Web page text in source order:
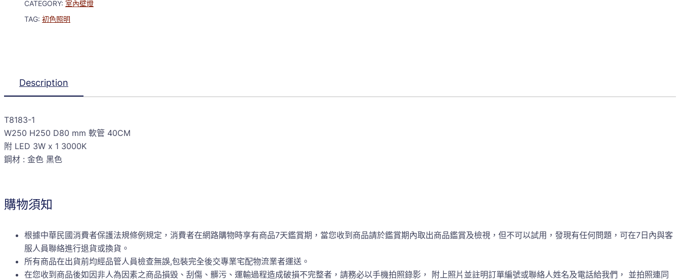
CATEGORY: 室內壁燈
TAG: 初色照明
Description
T8183-1
W250 H250 D80 mm 軟管 40CM
附 LED 3W x 1 3000K
鋼材 : 金色 黑色
購物須知
根據中華民國消費者保護法規條例規定，消費者在網路購物時享有商品7天鑑賞期，當您收到商品請於鑑賞期內取出商品鑑賞及檢視，但不可以試用，發現有任何問題，可在7日內與客
服人員聯絡進行退貨或換貨。
所有商品在出貨前均經品管人員檢查無誤,包裝完全後交專業宅配物流業者運送。
在您收到商品後如因非人為因素之商品損毀、刮傷、髒污、運輸過程造成破損不完整者，請務必以手機拍照錄影， 附上照片並註明訂單編號或聯絡人姓名及電話給我們， 並拍照連同